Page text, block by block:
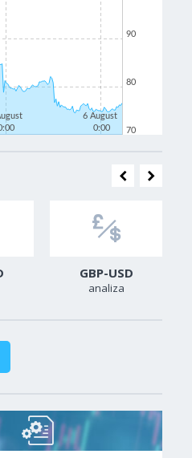
6 August
0:00
70
80
90
GBP-USD
analiza